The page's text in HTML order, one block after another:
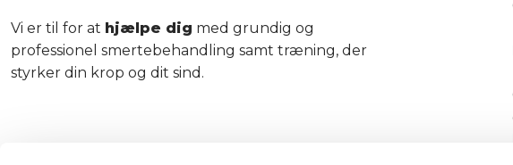
Vi er til for at hjælpe dig med grundig og
professionel smertebehandling samt træning, der
styrker din krop og dit sind.